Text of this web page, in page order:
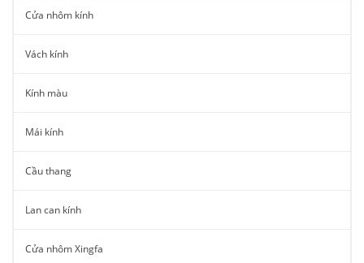
Cửa nhôm kính
Vách kính
Kính màu
Mái kính
Cầu thang
Lan can kính
Cửa nhôm Xingfa